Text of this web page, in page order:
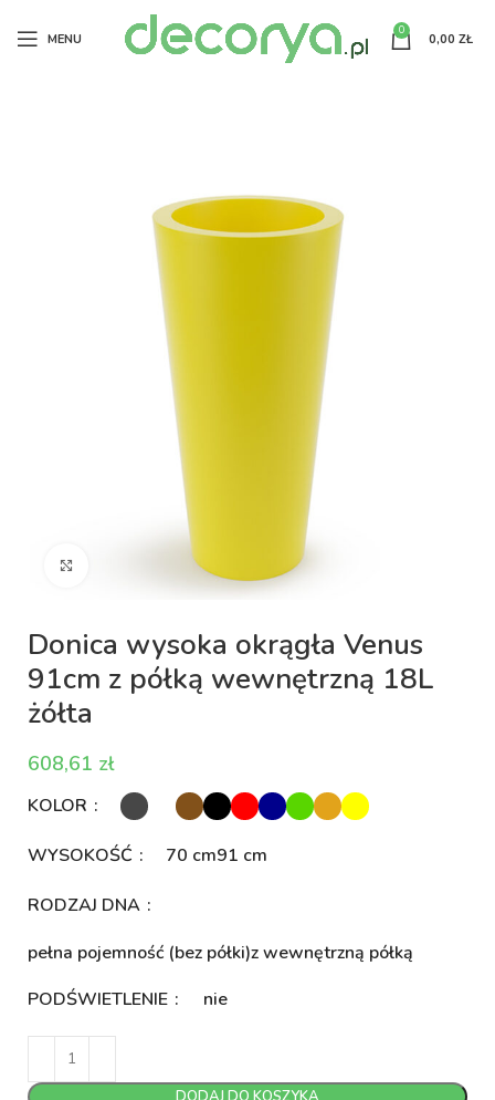
MENU
0
0,00 ZŁ
Kliknij aby powiększyć
Donica wysoka okrągła Venus
91cm z półką wewnętrzną 18L
żółta
zł
KOLOR
WYSOKOŚĆ 70 cm91 cm
RODZAJ DNA
pełna pojemność (bez półki)z wewnętrzną półką
PODŚWIETLENIE
nie